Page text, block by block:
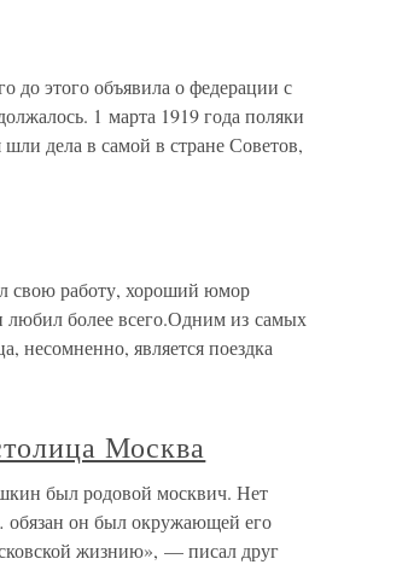
до этого объявила о федерации с
1 марта 1919 года поляки
дела в самой в стране Советов,
свою работу, хороший юмор
любил более всего.Одним из самых
несомненно, является поездка
Москва
был родовой москвич. Нет
он был окружающей его
жизнию», — писал друг